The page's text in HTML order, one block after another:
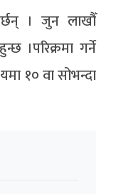
। जुन लाखौँ
।परिक्रमा गर्ने
१० वा सोभन्दा